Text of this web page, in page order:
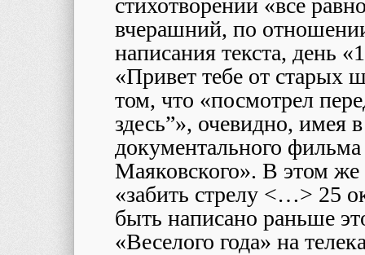
стихотворении «все
вчерашний, по
написания текста, день
«Привет тебе от старых
том, что «посмотрел
здесь”», очевидно, имея
документального
Маяковского». В этом же
«забить стрелу <…> 25
быть написано раньше
«Веселого года» на